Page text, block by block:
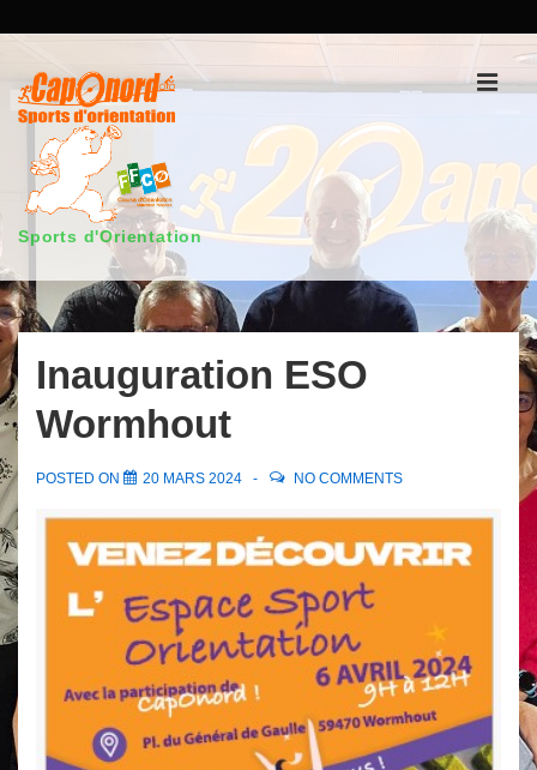
contenu
principal
Sports d'Orientation
Main
Navigation
Inauguration ESO
Wormhout
POSTED ON 20 MARS 2024 NO COMMENTS